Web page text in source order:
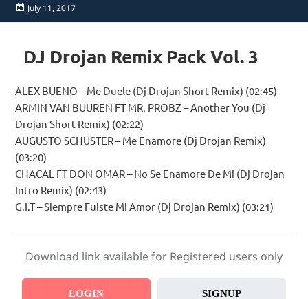
Posted
on
July 11, 2017
DJ Drojan Remix Pack Vol. 3
ALEX BUENO – Me Duele (Dj Drojan Short Remix) (02:45)
ARMIN VAN BUUREN FT MR. PROBZ – Another You (Dj
Drojan Short Remix) (02:22)
AUGUSTO SCHUSTER – Me Enamore (Dj Drojan Remix)
(03:20)
CHACAL FT DON OMAR – No Se Enamore De Mi (Dj Drojan
Intro Remix) (02:43)
G.I.T – Siempre Fuiste Mi Amor (Dj Drojan Remix) (03:21)
Download link available for Registered users only
LOGIN SIGNUP